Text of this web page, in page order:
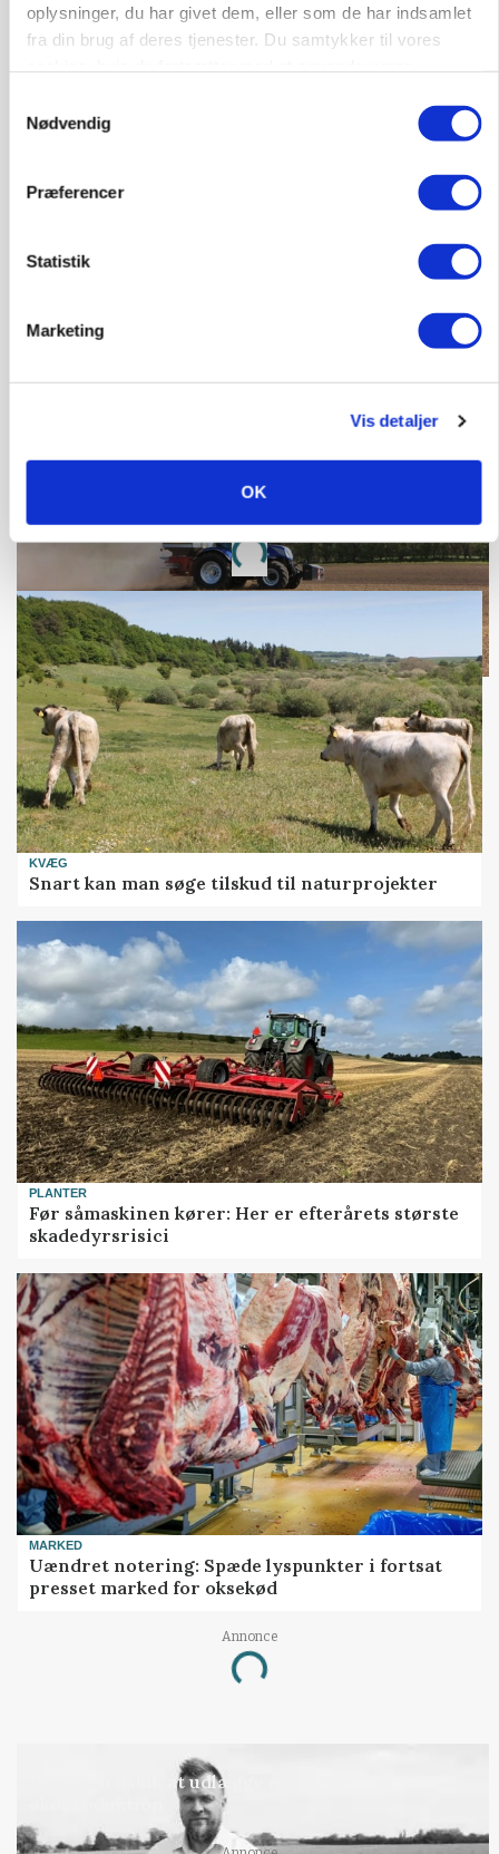
oplysninger, du har givet dem, eller som de har indsamlet
fra din brug af deres tjenester. Du samtykker til vores
Nødvendig
Præferencer
Statistik
Marketing
Vis detaljer
OK
POLITIK
gødskningslov
Annonce
Annonce
Loading...
KVÆG
Snart kan man søge tilskud til naturprojekter
PLANTER
Før såmaskinen kører: Her er efterårets største
skadedyrsrisici
MARKED
Uændret notering: Spæde lyspunkter i fortsat
presset marked for oksekød
Annonce
Loading...
Det er en uskik at udlægge et røgslør om